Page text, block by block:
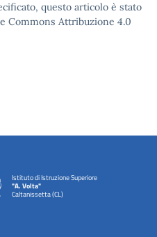
questo articolo è stato
Commons Attribuzione 4.0
Istituto di Istruzione Superiore
"A. Volta"
Caltanissetta (CL)